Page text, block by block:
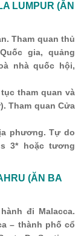
LUMPUR (ĂN
Tham quan thủ
gia, quảng
nhà quốc hội,
tham quan và
Tham quan Cửa
phương. Tự do
3* hoặc tương
(ĂN BA
đi Malacca.
– thành phố cổ